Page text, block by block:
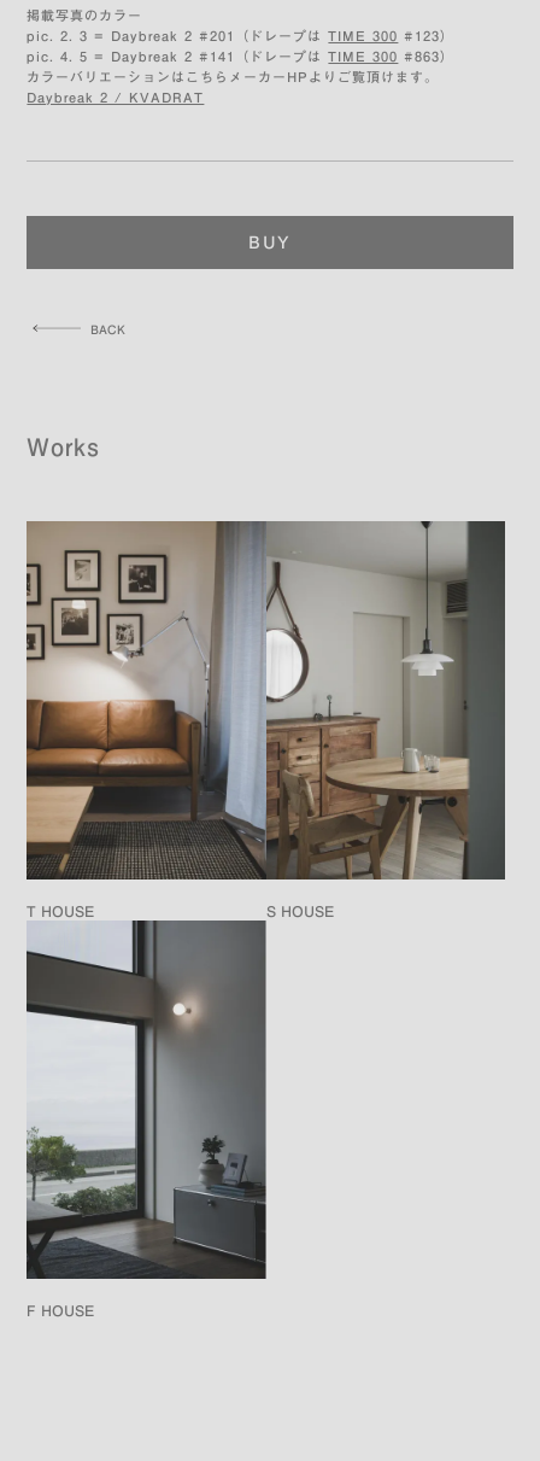
掲載写真のカラー
pic. 2. 3 = Daybreak 2 #201（ドレープはTIME 300
#123）
pic. 4. 5 = Daybreak 2 #141（ドレープはTIME 300
#863）
カラーバリエーションはこちらメーカーHPよりご覧頂けます。
Daybreak 2 / KVADRAT
BUY
BACK
Works
T HOUSE S HOUSE
F HOUSE